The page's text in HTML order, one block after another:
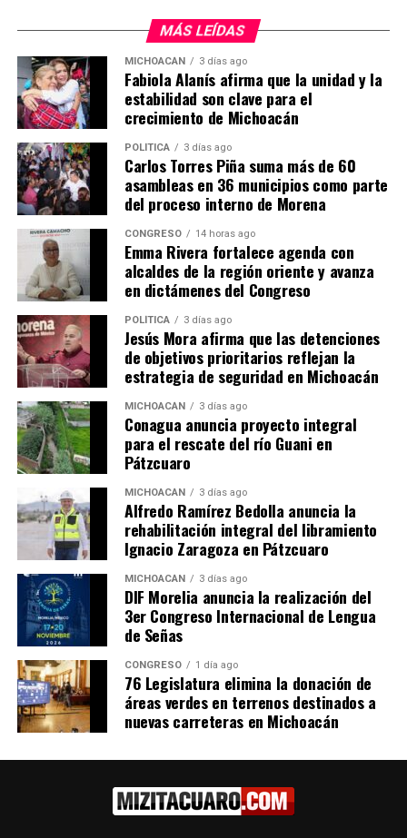
Mejora del Rendimiento en Ejercicios de Alta
: La creatina es especialmente
efectiva en actividades que requieren ráfagas
cortas de energía, como el levantamiento de
pesas y los sprints. Esto se debe a su capacidad
para regenerar rápidamente el ATP, permitiendo
a los atletas mantener un alto nivel de
rendimiento durante más tiempo⁴.
Reducción de la Fatiga: La suplementación con
creatina puede ayudar a reducir la fatiga durante
el ejercicio intenso. Esto permite a los atletas
entrenar más duro y por más tiempo, lo que
puede llevar a mejoras significativas en el
rendimiento.
Beneficios para la Salud General
Salud Cerebral: La creatina también juega un
papel importante en la salud del cerebro. Se ha
demostrado que puede mejorar la memoria y la
función cognitiva, especialmente en situaciones
de estrés o privación de sueño. Además, algunos
estudios sugieren que la creatina puede tener
efectos neuroprotectores, ayudando a prevenir
enfermedades neurodegenerativas.
Prevención de Lesiones : La creatina puede
ayudar a prevenir lesiones en músculos, huesos,
ligamentos y tendones. Esto se debe a su
capacidad para mejorar la fuerza y la resistencia
muscular, lo que reduce el riesgo de lesiones
durante el ejercicio.
Mejora de la Salud Ósea : Algunos estudios han
sugerido que la creatina puede mejorar la
densidad ósea, lo que es especialmente
con riesgo de osteoporosis.
MÁS LEÍDAS
MICHOACÁN 3 días ago
Fabiola Alanís afirma que la unidad y la
estabilidad son clave para el
crecimiento de Michoacán
POLÍTICA 3 días ago
Carlos Torres Piña suma más de 60
asambleas en 36 municipios como parte
del proceso interno de Morena
CONGRESO 14 horas ago
Emma Rivera fortalece agenda con
alcaldes de la región oriente y avanza
en dictámenes del Congreso
POLÍTICA 3 días ago
Jesús Mora afirma que las detenciones
de objetivos prioritarios reflejan la
estrategia de seguridad en Michoacán
MICHOACÁN 3 días ago
Conagua anuncia proyecto integral
para el rescate del río Guani en
Pátzcuaro
MICHOACÁN 3 días ago
Alfredo Ramírez Bedolla anuncia la
rehabilitación integral del libramiento
Ignacio Zaragoza en Pátzcuaro
MICHOACÁN 3 días ago
DIF Morelia anuncia la realización del
3er Congreso Internacional de Lengua
de Señas
CONGRESO 1 día ago
76 Legislatura elimina la donación de
áreas verdes en terrenos destinados a
nuevas carreteras en Michoacán